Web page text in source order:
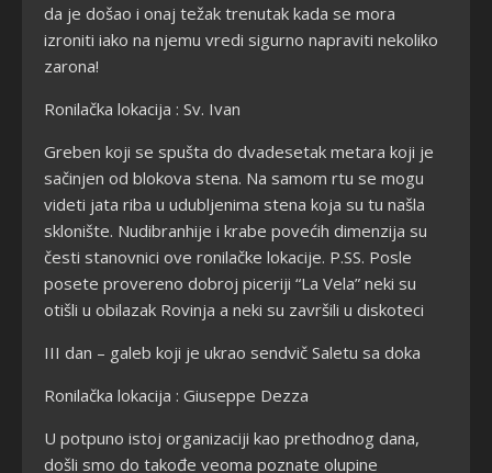
da je došao i onaj težak trenutak kada se mora
izroniti iako na njemu vredi sigurno napraviti nekoliko
zarona!
Ronilačka lokacija : Sv. Ivan
Greben koji se spušta do dvadesetak metara koji je
sačinjen od blokova stena. Na samom rtu se mogu
videti jata riba u udubljenima stena koja su tu našla
sklonište. Nudibranhije i krabe povećih dimenzija su
česti stanovnici ove ronilačke lokacije. P.SS. Posle
posete provereno dobroj piceriji “La Vela” neki su
otišli u obilazak Rovinja a neki su završili u diskoteci
III dan – galeb koji je ukrao sendvič Saletu sa doka
Ronilačka lokacija : Giuseppe Dezza
U potpuno istoj organizaciji kao prethodnog dana,
došli smo do takođe veoma poznate olupine